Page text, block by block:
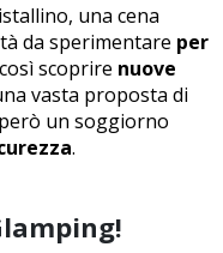
una cena
da sperimentare per
scoprire nuove
vasta proposta di
un soggiorno
.